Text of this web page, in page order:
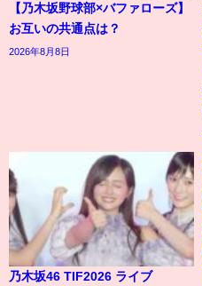
【乃木坂野球部×バファローズ】
お互いの共通点は？
2026年8月8日
乃木坂46 TIF2026 ライブ